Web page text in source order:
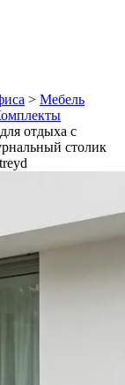
> Мебель
отдыха с
столик